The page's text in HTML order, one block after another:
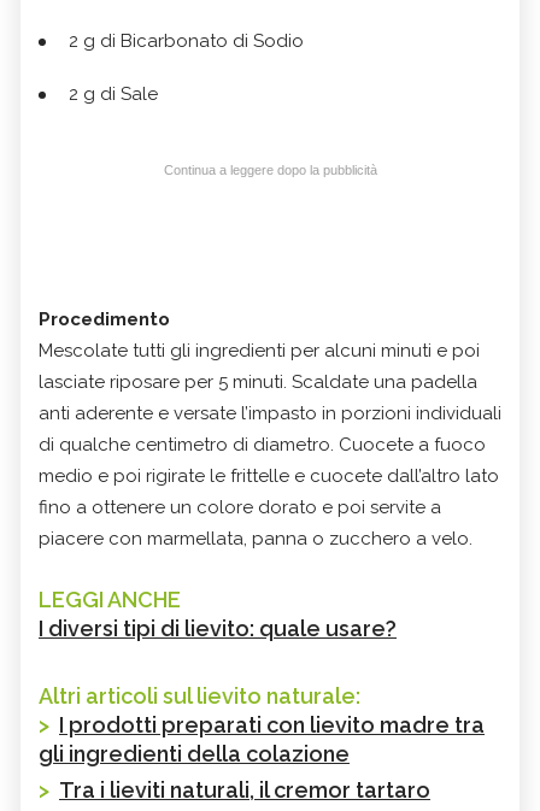
2 g di Bicarbonato di Sodio
2 g di Sale
Continua a leggere dopo la pubblicità
Procedimento
Mescolate tutti gli ingredienti per alcuni minuti e poi
lasciate riposare per 5 minuti. Scaldate una padella
anti aderente e versate l’impasto in porzioni individuali
di qualche centimetro di diametro. Cuocete a fuoco
medio e poi rigirate le frittelle e cuocete dall’altro lato
fino a ottenere un colore dorato e poi servite a
piacere con marmellata, panna o zucchero a velo.
LEGGI ANCHE
I diversi tipi di lievito: quale usare?
Altri articoli sul lievito naturale:
> I prodotti preparati con lievito madre tra
gli ingredienti della colazione
> Tra i lieviti naturali, il cremor tartaro